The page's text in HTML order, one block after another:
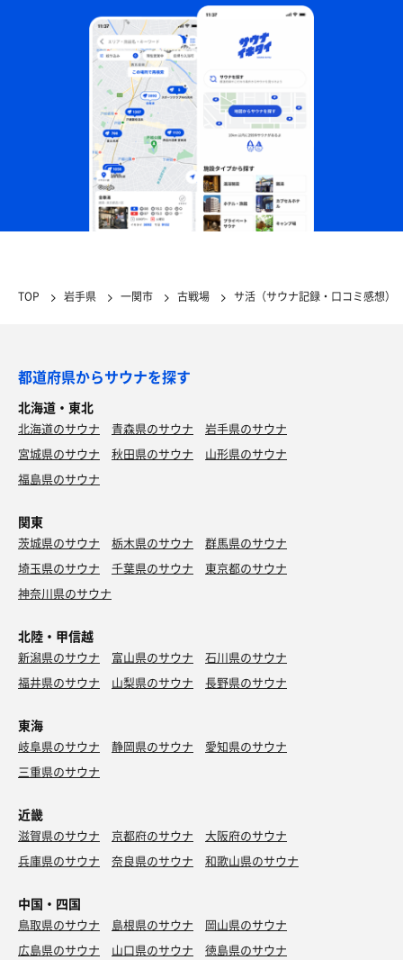
TOP 岩手県 一関市 古戦場 サ活（サウナ記録・口コミ感想）
都道府県からサウナを探す
北海道・東北
北海道のサウナ 青森県のサウナ
岩手県のサウナ
宮城県のサウナ
秋田県のサウナ
山形県のサウナ
福島県のサウナ
関東
茨城県のサウナ 栃木県のサウナ
群馬県のサウナ
埼玉県のサウナ
千葉県のサウナ
東京都のサウナ
神奈川県のサウナ
北陸・甲信越
新潟県のサウナ 富山県のサウナ
石川県のサウナ
福井県のサウナ
山梨県のサウナ 長野県のサウナ
東海
岐阜県のサウナ 静岡県のサウナ
愛知県のサウナ
三重県のサウナ
近畿
滋賀県のサウナ 京都府のサウナ
大阪府のサウナ
兵庫県のサウナ
奈良県のサウナ 和歌山県のサウナ
中国・四国
鳥取県のサウナ 島根県のサウナ
岡山県のサウナ
広島県のサウナ
山口県のサウナ
徳島県のサウナ